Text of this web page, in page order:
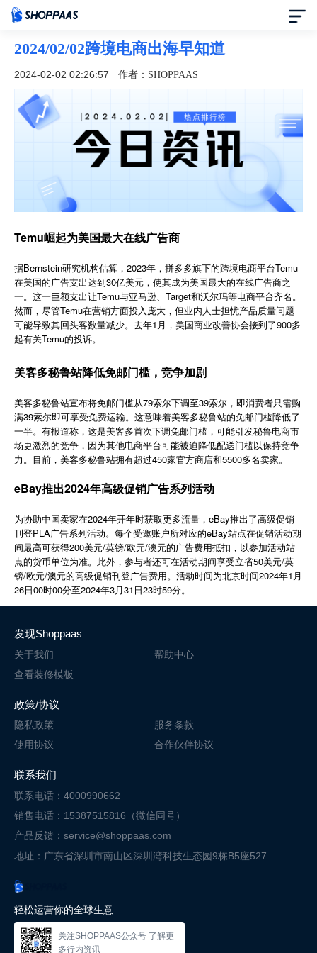
首页
定价
模板中心
合作伙伴
了解我们
简体中文
登录 免费使用
2024/02/02跨境电商出海早知道
2024-02-02 02:26:57 作者：SHOPPAAS
Temu崛起为美国最大在线广告商
据Bernstein研究机构估算，2023年，拼多多旗下的跨境电商平台Temu
在美国的广告支出达到30亿美元，使其成为美国最大的在线广告商之
一。这一巨额支出让Temu与亚马逊、Target和沃尔玛等电商平台齐名。
然而，尽管Temu在营销方面投入庞大，但业内人士担忧产品质量问题
可能导致其回头客数量减少。去年1月，美国商业改善协会接到了900多
起有关Temu的投诉。
美客多秘鲁站降低免邮门槛，竞争加剧
美客多秘鲁站宣布将免邮门槛从79索尔下调至39索尔，即消费者只需购
满39索尔即可享受免费运输。这意味着美客多秘鲁站的免邮门槛降低了
一半。有报道称，这是美客多首次下调免邮门槛，可能引发秘鲁电商市
场更激烈的竞争，因为其他电商平台可能被迫降低配送门槛以保持竞争
力。目前，美客多秘鲁站拥有超过450家官方商店和5500多名卖家。
eBay推出2024年高级促销广告系列活动
为协助中国卖家在2024年开年时获取更多流量， eBay推出了高级促销
刊登PLA广告系列活动。每个受邀账户所对应的eBay站点在促销活动期
间最高可获得200美元/英镑/欧元/澳元的广告费用抵扣，以参加活动站
点的货币单位为准。此外，参与者还可在活动期间享受立省50美元/英
镑/欧元/澳元的高级促销刊登广告费用。活动时间为北京时间2024年1 月
26 日 00时00分至2024年3月 31 日 23时59分。
轻松运营你的全球生意
关注SHOPPAAS公众号 了解更
多行内资讯
发现Shoppaas
关于我们
帮助中心
查看装修模板
政策/协议
隐私政策
服务条款
使用协议
合作伙伴协议
联系我们
联系电话：4000990662
销售电话：15387515816（微信同号）
产品反馈：service@shoppaas.com
地址：广东省深圳市南山区深圳湾科技生态园9栋B5座527